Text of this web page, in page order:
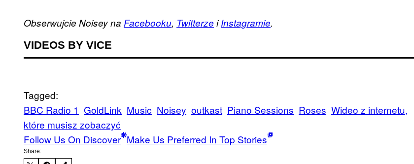
Obserwujcie Noisey na Facebooku, Twitterze iInstagramie.
VIDEOS BY VICE
Tagged:
BBC Radio 1 GoldLink Music Noisey outkast Piano Sessions Roses Wideo z internetu,
które musisz zobaczyć
Follow Us On Discover Make Us Preferred In Top Stories
Share: